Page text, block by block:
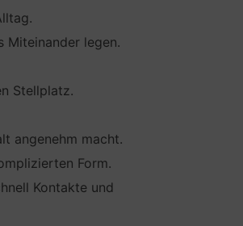
Miteinander legen.
Stellplatz.
angenehm macht.
Form.
Kontakte und